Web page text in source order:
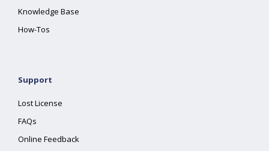
Knowledge Base
How-Tos
Support
Lost License
FAQs
Online Feedback